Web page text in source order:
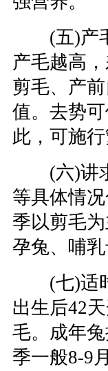
(五)产毛
产毛越高
剪毛、产
值。去势
此，可施行
(六)讲求
等具体情
季以剪毛
孕兔、哺
(七)适时
出生后42
毛。成年
季一般8-9